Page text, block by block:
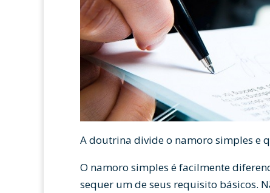
A doutrina divide o namoro simples e
O namoro simples é facilmente
sequer um de seus requisito básicos.